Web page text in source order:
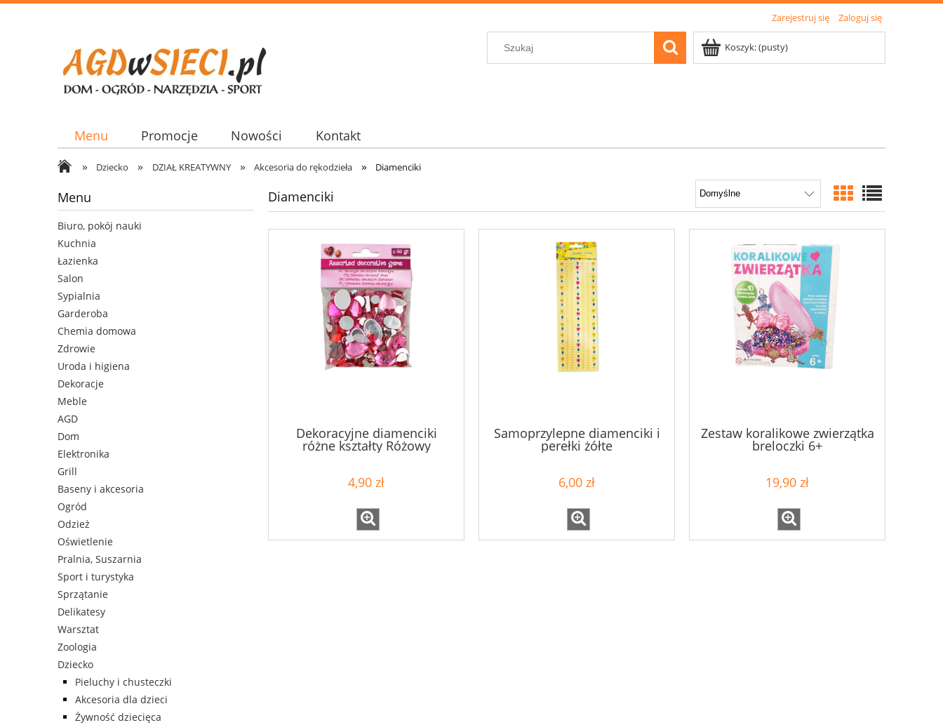
Zarejestruj się Zaloguj się
Koszyk:(pusty)
Menu Promocje Nowości Kontakt
» Dziecko » DZIAŁ KREATYWNY » Akcesoria do rękodzieła » Diamenciki
Menu
Biuro, pokój nauki
Kuchnia
Łazienka
Salon
Sypialnia
Garderoba
Chemia domowa
Zdrowie
Uroda i higiena
Dekoracje
Meble
AGD
Dom
Elektronika
Grill
Baseny i akcesoria
Ogród
Odzież
Oświetlenie
Pralnia, Suszarnia
Sport i turystyka
Sprzątanie
Delikatesy
Warsztat
Zoologia
Dziecko
Pieluchy i chusteczki
Akcesoria dla dzieci
Żywność dziecięca
Diamenciki
Dekoracyjne diamenciki
różne kształty Różowy
4,90 zł
Samoprzylepne diamenciki i
perełki żółte
6,00 zł
Zestaw koralikowe zwierzątka
breloczki 6+
19,90 zł